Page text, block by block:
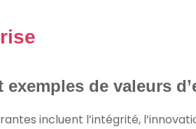
exemples de valeurs
incluent l’intégrité,